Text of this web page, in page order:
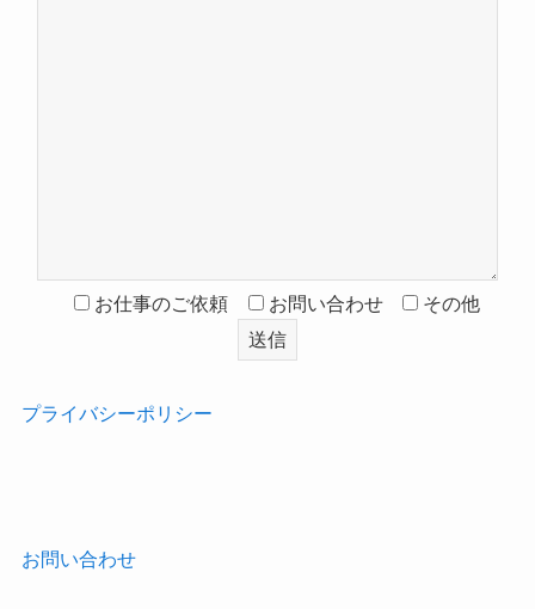
お仕事のご依頼 お問い合わせ その他
プライバシーポリシー
お問い合わせ